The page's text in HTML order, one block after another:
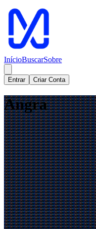
InícioBuscarSobre
Entrar Criar Conta
Angra